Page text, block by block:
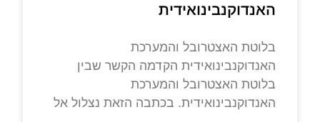
האנדוקנבינואידית
בלוטת האצטרובל והמערכת
האנדוקנבינואידית הקדמה הקשר שבין
בלוטת האצטרובל והמערכת
האנדוקנבינואידית. בכתבה הזאת נצלול אל